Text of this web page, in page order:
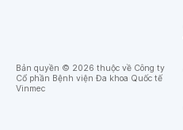
Bản quyền © 2026 thuộc về Công ty
Cổ phần Bệnh viện Đa khoa Quốc tế
Vinmec